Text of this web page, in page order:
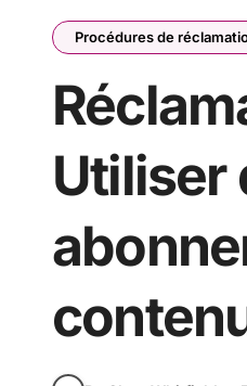
Procédures de
Utiliser